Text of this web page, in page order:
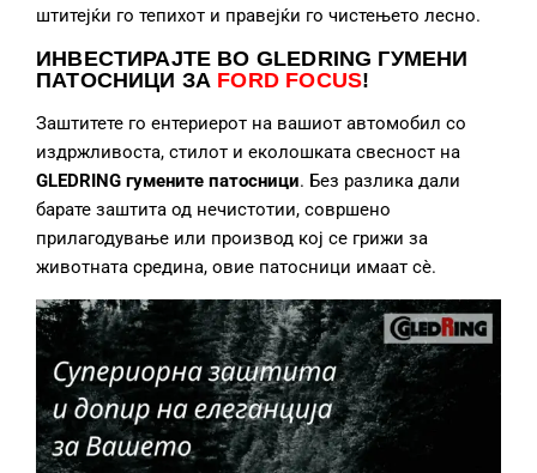
штитејќи го тепихот и правејќи го чистењето лесно.
ИНВЕСТИРАЈТЕ ВО GLEDRING ГУМЕНИ
ПАТОСНИЦИ ЗА FORD FOCUS!
Заштитете го ентериерот на вашиот автомобил со
издржливоста, стилот и еколошката свесност на
GLEDRING гумените патосници. Без разлика дали
барате заштита од нечистотии, совршено
прилагодување или производ кој се грижи за
животната средина, овие патосници имаат сè.